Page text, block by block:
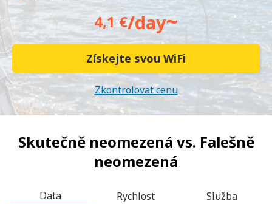
4,1 €/day~
Získejte svou WiFi
Zkontrolovat cenu
Skutečně neomezená vs. Falešně
neomezená
Data Rychlost Služba